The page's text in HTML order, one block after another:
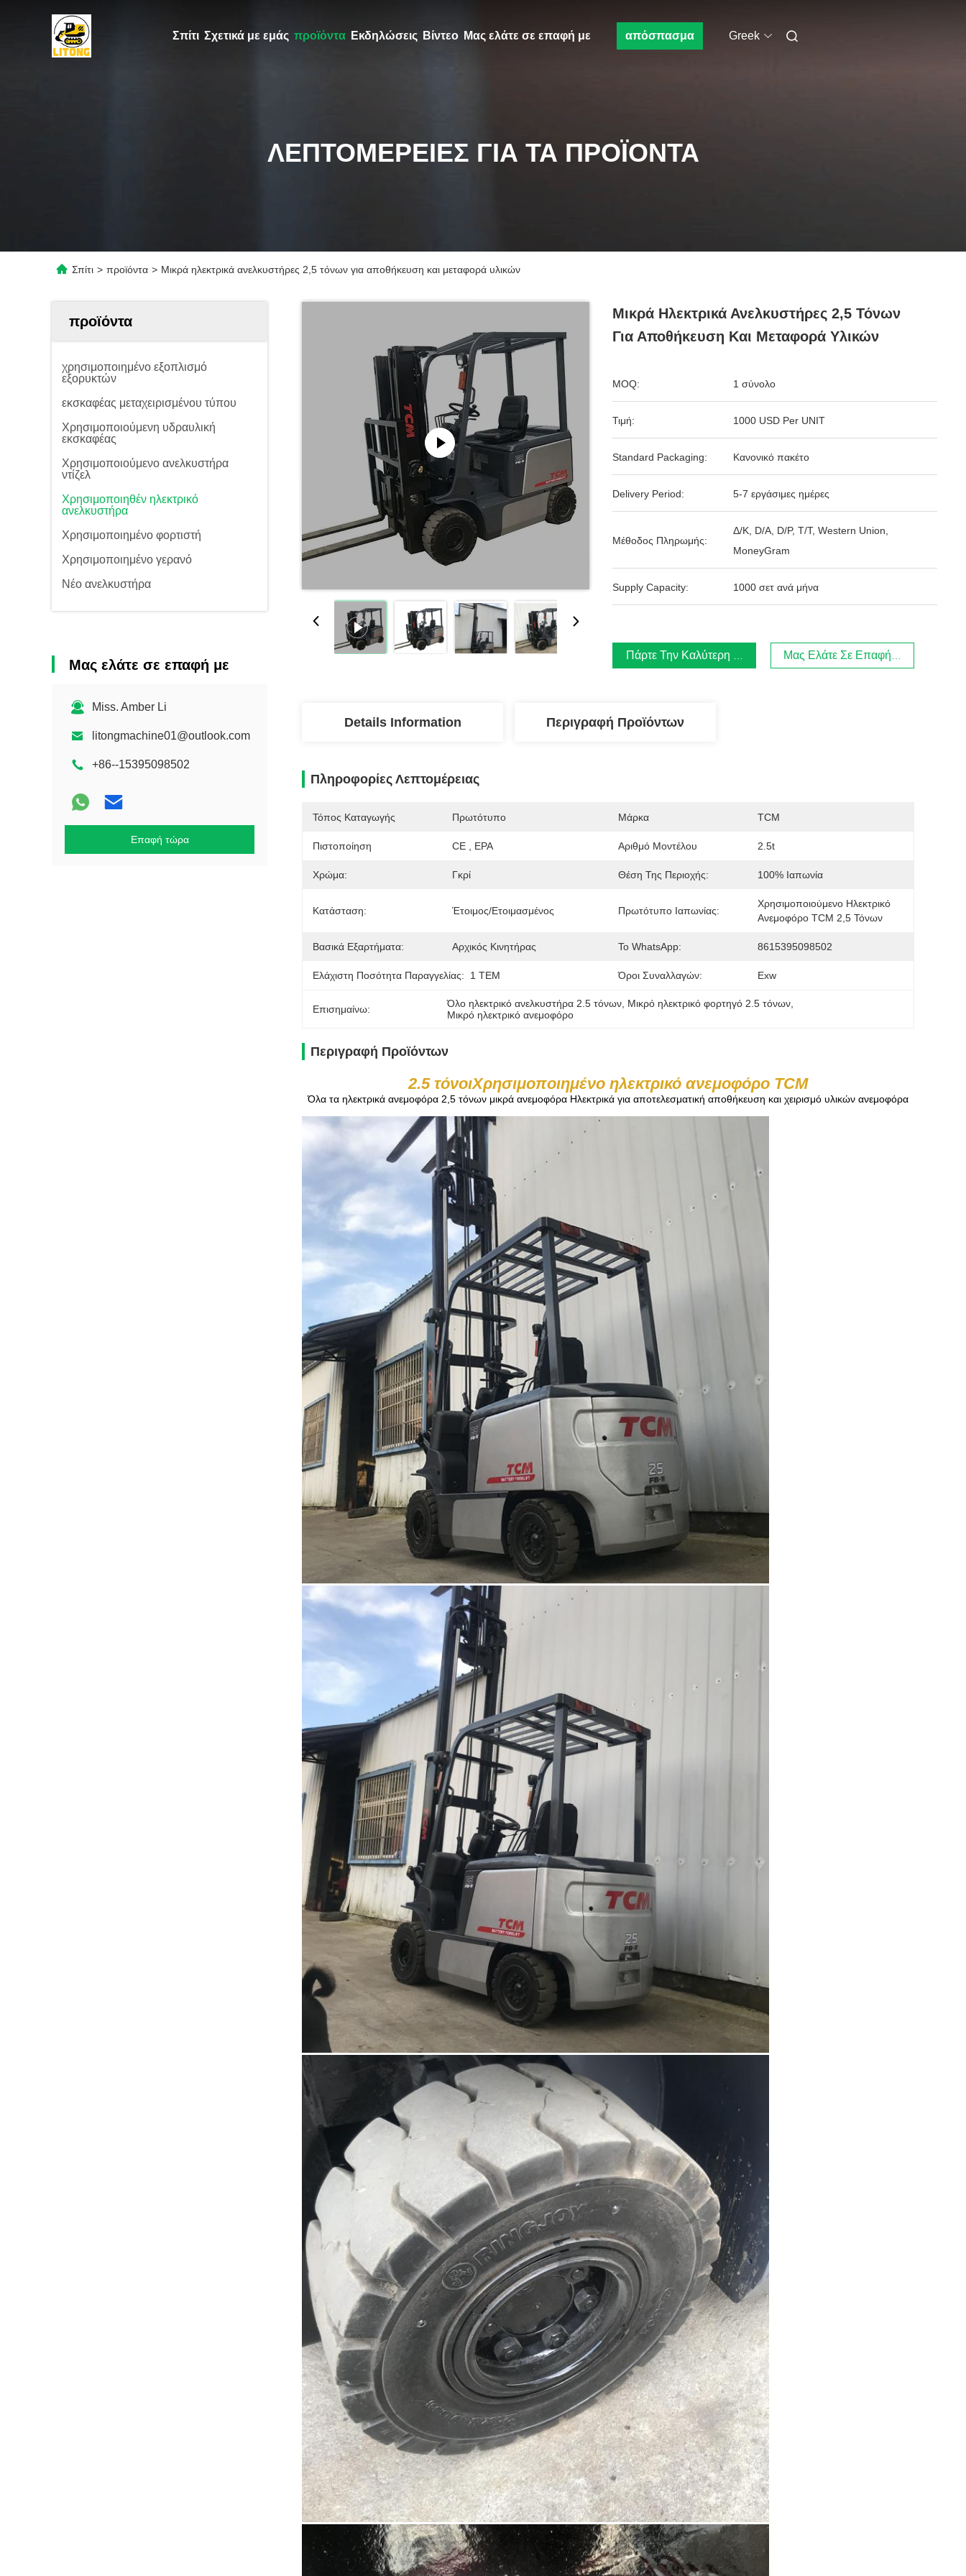
Σπίτι Σχετικά με εμάς προϊόντα Εκδηλώσεις Βίντεο Μας ελάτε σε επαφή με απόσπασμα Greek
ΛΕΠΤΟΜΈΡΕΙΕΣ ΓΙΑ ΤΑ ΠΡΟΪΌΝΤΑ
Σπίτι > προϊόντα > Μικρά ηλεκτρικά ανελκυστήρες 2,5 τόνων για αποθήκευση και μεταφορά υλικών
προϊόντα
χρησιμοποιημένο εξοπλισμό
εξορυκτών
εκσκαφέας μεταχειρισμένου τύπου
Χρησιμοποιούμενη υδραυλική
εκσκαφέας
Χρησιμοποιούμενο ανελκυστήρα
ντίζελ
Χρησιμοποιηθέν ηλεκτρικό
ανελκυστήρα
Χρησιμοποιημένο φορτιστή
Χρησιμοποιημένο γερανό
Νέο ανελκυστήρα
Μας ελάτε σε επαφή με
Miss. Amber Li
litongmachine01@outlook.com
+86--15395098502
Επαφή τώρα
Μικρά Ηλεκτρικά Ανελκυστήρες 2,5 Τόνων
Για Αποθήκευση Και Μεταφορά Υλικών
MOQ: 1 σύνολο
Τιμή: 1000 USD Per UNIT
Standard Packaging: Κανονικό πακέτο
Delivery Period: 5-7 εργάσιμες ημέρες
Μέθοδος Πληρωμής:
Δ/Κ, D/Α, D/P, T/T, Western Union,
MoneyGram
Supply Capacity: 1000 σετ ανά μήνα
Πάρτε Την Καλύτερη Τιμή Μας Ελάτε Σε Επαφή Με
Details Information Περιγραφή Προϊόντων
Πληροφορίες Λεπτομέρειας
Τόπος Καταγωγής Πρωτότυπο Μάρκα TCM
Πιστοποίηση CE , EPA Αριθμό Μοντέλου 2.5t
Χρώμα: Γκρί Θέση Της Περιοχής: 100% Ιαπωνία
Κατάσταση: Έτοιμος/Ετοιμασμένος Πρωτότυπο Ιαπωνίας:
Χρησιμοποιούμενο Ηλεκτρικό
Ανεμοφόρο TCM 2,5 Τόνων
Βασικά Εξαρτήματα: Αρχικός Κινητήρας Το WhatsApp: 8615395098502
Ελάχιστη Ποσότητα Παραγγελίας: 1 ΤΕΜ Όροι Συναλλαγών: Exw
Επισημαίνω: Όλο ηλεκτρικό ανελκυστήρα 2.5 τόνων Μικρό ηλεκτρικό φορτηγό 2.5 τόνων
Μικρό ηλεκτρικό ανεμοφόρο
Περιγραφή Προϊόντων
2.5 τόνοιΧρησιμοποιημένο ηλεκτρικό ανεμοφόρο TCM
Όλα τα ηλεκτρικά ανεμοφόρα 2,5 τόνων μικρά ανεμοφόρα Ηλεκτρικά για αποτελεσματική αποθήκευση και χειρισμό υλικών ανεμοφόρα